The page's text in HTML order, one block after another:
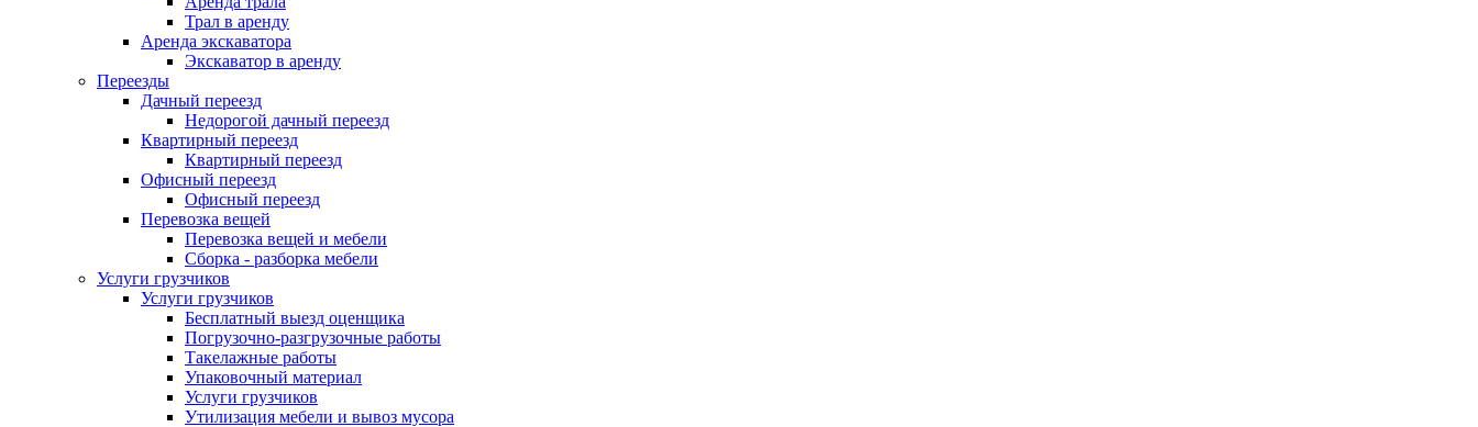
Трал в аренду
Аренда экскаватора
Экскаватор в аренду
Переезды
Дачный переезд
Недорогой дачный переезд
Квартирный переезд
Квартирный переезд
Офисный переезд
Офисный переезд
Перевозка вещей
Перевозка вещей и мебели
Сборка - разборка мебели
Услуги грузчиков
Услуги грузчиков
Бесплатный выезд оценщика
Погрузочно-разгрузочные работы
Такелажные работы
Упаковочный материал
Услуги грузчиков
Утилизация мебели и вывоз мусора